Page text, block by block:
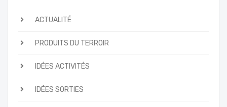
ACTUALITÉ
PRODUITS DU TERROIR
IDÉES ACTIVITÉS
IDÉES SORTIES